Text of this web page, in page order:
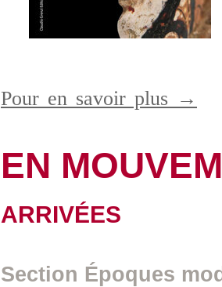
Pour en savoir plus →
EN
ARRIVÉES
Section Époques